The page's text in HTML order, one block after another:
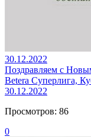
30.12.2022
Поздравляем с
Betera Суперлига,
30.12.2022
Просмотров: 86
0